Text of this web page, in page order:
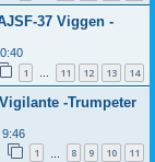
37 Viggen -
1 … 11 12 13 14
-Trumpeter
9:46
1 8 9 10 11